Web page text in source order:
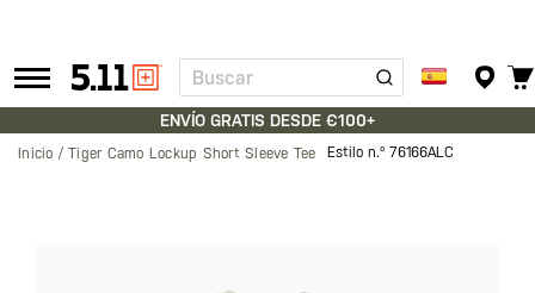
Tactical
Gear
Buscar
ENVÍO GRATIS DESDE €100+
Inicio Tiger Camo Lockup Short Sleeve Tee Estilo n.º 76166ALC